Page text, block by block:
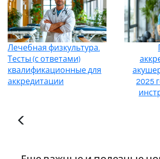
Лечебная физкультура.
Тесты (с ответами)
квалификационные для
аккредитации
2025